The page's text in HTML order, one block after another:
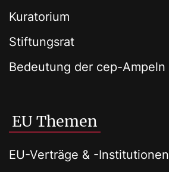
Kuratorium
Stiftungsrat
Bedeutung der cep-Ampeln
EU Themen
EU-Verträge & -Institutionen